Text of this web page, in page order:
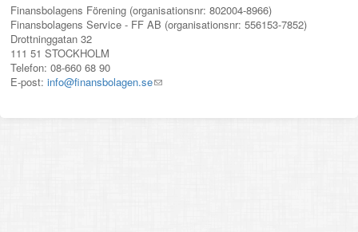
Finansbolagens Förening (organisationsnr: 802004-8966)
Finansbolagens Service - FF AB (organisationsnr: 556153-7852)
Drottninggatan 32
111 51 STOCKHOLM
Telefon: 08-660 68 90
E-post:info@finansbolagen.se(link